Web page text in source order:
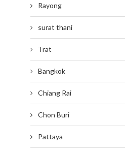
Rayong
surat thani
Trat
Bangkok
Chiang Rai
Chon Buri
Pattaya